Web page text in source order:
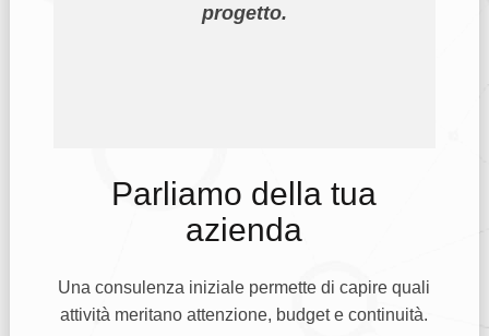
progetto.
Parliamo della tua
azienda
Una consulenza iniziale permette di capire quali
attività meritano attenzione, budget e continuità.